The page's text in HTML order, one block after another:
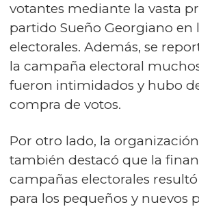
votantes mediante la vasta
partido Sueño Georgiano en
electorales. Además, se
la campaña electoral
fueron intimidados y hubo
compra de votos.
Por otro lado, la
también destacó que la
campañas electorales
para los pequeños y nuevos